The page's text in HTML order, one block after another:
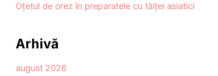
Oțetul de orez în preparatele cu tăiței asiatici
Arhivă
august 2026